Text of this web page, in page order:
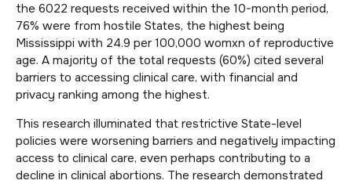
the 6022 requests received within the 10-month period,
76% were from hostile States, the highest being
Mississippi with 24.9 per 100,000 womxn of reproductive
age. A majority of the total requests (60%) cited several
barriers to accessing clinical care, with financial and
privacy ranking among the highest.
This research illuminated that restrictive State-level
policies were worsening barriers and negatively impacting
access to clinical care, even perhaps contributing to a
decline in clinical abortions. The research demonstrated